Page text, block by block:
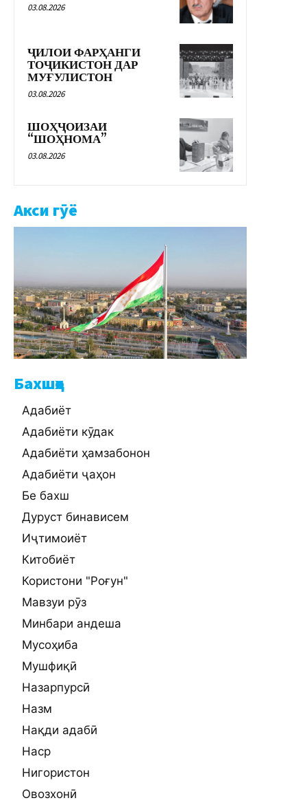
03.08.2026
ҶИЛОИ ФАРҲАНГИ
ТОҶИКИСТОН ДАР
МУҒУЛИСТОН
03.08.2026
ШОҲҶОИЗАИ
“ШОҲНОМА”
03.08.2026
Акси гӯё
Бахшҳо
Адабиёт
Адабиёти кӯдак
Адабиёти ҳамзабонон
Адабиёти ҷаҳон
Бе бахш
Дуруст бинависем
Иҷтимоиёт
Китобиёт
Користони "Роғун"
Мавзуи рӯз
Минбари андеша
Мусоҳиба
Мушфиқӣ
Назарпурсӣ
Назм
Нақди адабӣ
Наср
Нигористон
Овозхонӣ